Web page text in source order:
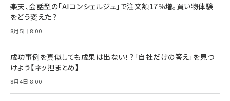
楽天、会話型の「AIコンシェルジュ」で注文額17％増。買い物体験
をどう変えた？
8月5日 8:00
成功事例を真似しても成果は出ない！？「自社だけの答え」を見つ
けよう【ネッ担まとめ】
8月4日 8:00